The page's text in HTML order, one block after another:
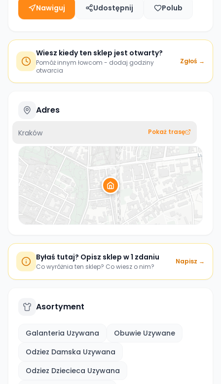
Nawiguj Udostępnij Polub
Wiesz kiedy ten sklep jest otwarty?
Pomóż innym łowcom - dodaj godziny
otwarcia
Zgłoś →
Adres
Kraków Pokaż trasę
Byłaś tutaj? Opisz sklep w 1 zdaniu
Co wyróżnia ten sklep? Co wiesz o nim?
Napisz →
Asortyment
Galanteria Uzywana
Obuwie Uzywane
Odziez Damska Uzywana
Odziez Dziecieca Uzywana